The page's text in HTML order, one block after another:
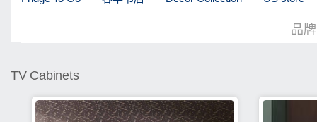
品
TV Cabinets